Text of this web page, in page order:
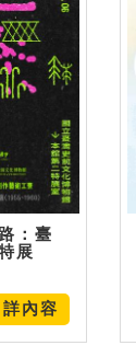
：臺
展
詳內容